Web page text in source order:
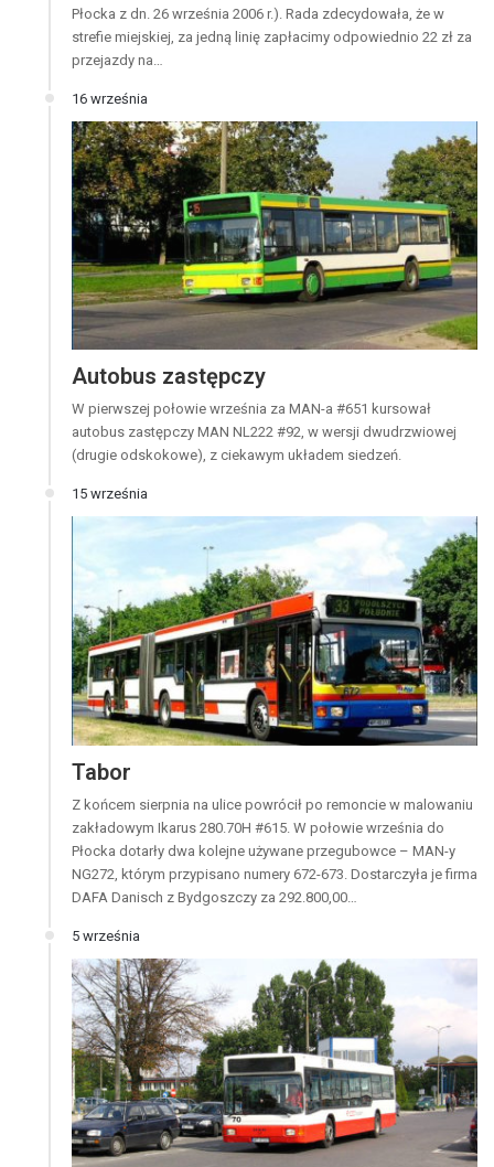
Płocka z dn. 26 września 2006 r.). Rada zdecydowała, że w
strefie miejskiej, za jedną linię zapłacimy odpowiednio 22 zł za
przejazdy na…
16 września
Autobus zastępczy
W pierwszej połowie września za MAN-a #651 kursował
autobus zastępczy MAN NL222 #92, w wersji dwudrzwiowej
(drugie odskokowe), z ciekawym układem siedzeń.
15 września
Tabor
Z końcem sierpnia na ulice powrócił po remoncie w malowaniu
zakładowym Ikarus 280.70H #615. W połowie września do
Płocka dotarły dwa kolejne używane przegubowce – MAN-y
NG272, którym przypisano numery 672-673. Dostarczyła je firma
DAFA Danisch z Bydgoszczy za 292.800,00…
5 września